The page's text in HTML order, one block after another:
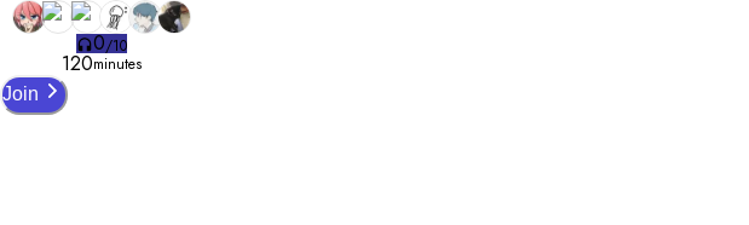
0/10
120minutes
Join